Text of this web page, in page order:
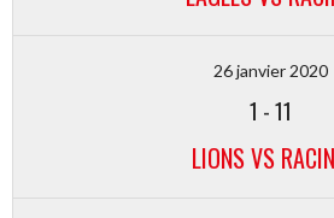
26 janvier 2020
1 -11
LIONS VS